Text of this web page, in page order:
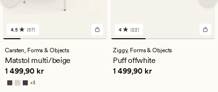
57
omdömen
med
ett
genomsnittligt
betyg
på
4.5
4.5 (57)
Carsten, Forms & Objects
Matstol multi/beige
Pris 1 499,90 kr
1 499,90 kr
+3
Finns i fler färger
22
omdömen
med
ett
genomsnittligt
betyg
4 (22)
Ziggy, Forms & Objects
Puff offwhite
Pris 1 499,90 kr
1 499,90 kr